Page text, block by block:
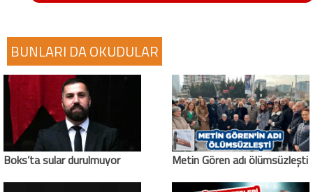
BUNLARI DA OKUDULAR
Boks’ta sular durulmuyor Metin Gören adı ölümsüzleşti